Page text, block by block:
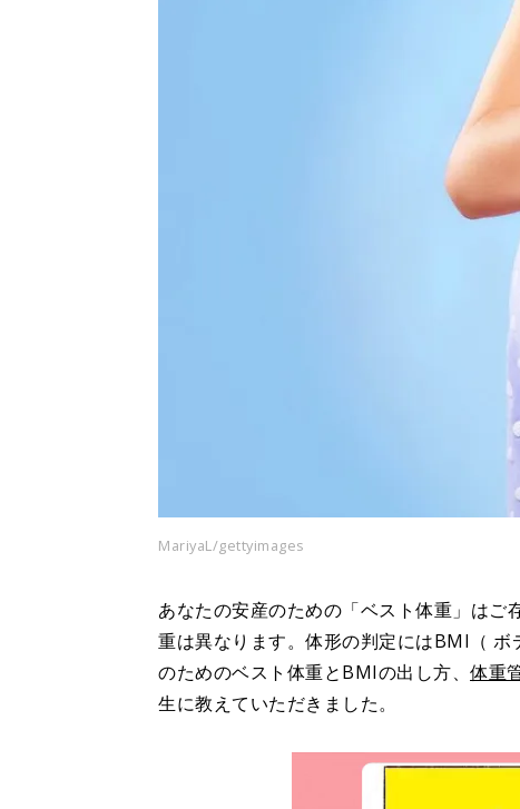
MariyaL/gettyimages
あなたの安産のための「ベスト体重」は
重は異なります。体形の判定にはBMI（
のためのベスト体重とBMIの出し方、 体重
生に教えていただきました。